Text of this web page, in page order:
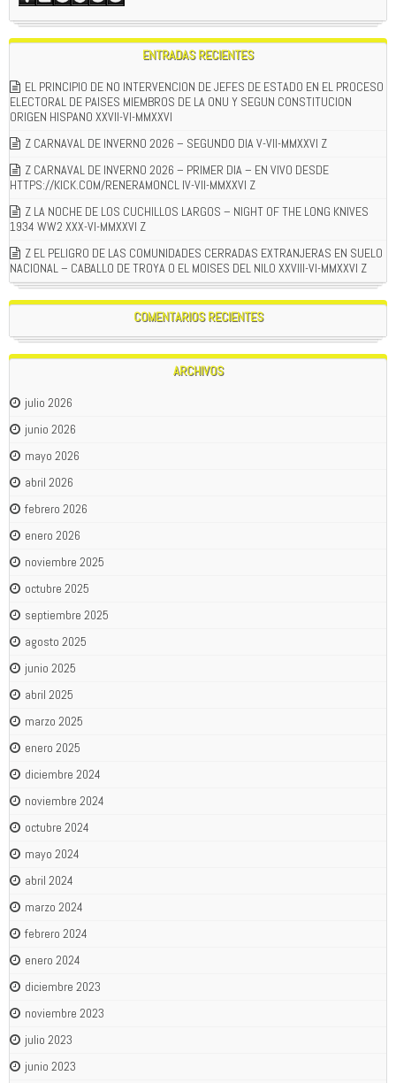
ENTRADAS RECIENTES
EL PRINCIPIO DE NO INTERVENCION DE JEFES DE ESTADO EN EL PROCESO
ELECTORAL DE PAISES MIEMBROS DE LA ONU Y SEGUN CONSTITUCION
ORIGEN HISPANO XXVII-VI-MMXXVI
Z CARNAVAL DE INVERNO 2026 – SEGUNDO DIA V-VII-MMXXVI Z
Z CARNAVAL DE INVERNO 2026 – PRIMER DIA – EN VIVO DESDE
HTTPS://KICK.COM/RENERAMONCL IV-VII-MMXXVI Z
Z LA NOCHE DE LOS CUCHILLOS LARGOS – NIGHT OF THE LONG KNIVES
1934 WW2 XXX-VI-MMXXVI Z
Z EL PELIGRO DE LAS COMUNIDADES CERRADAS EXTRANJERAS EN SUELO
NACIONAL – CABALLO DE TROYA O EL MOISES DEL NILO XXVIII-VI-MMXXVI Z
COMENTARIOS RECIENTES
ARCHIVOS
julio 2026
junio 2026
mayo 2026
abril 2026
febrero 2026
enero 2026
noviembre 2025
octubre 2025
septiembre 2025
agosto 2025
junio 2025
abril 2025
marzo 2025
enero 2025
diciembre 2024
noviembre 2024
octubre 2024
mayo 2024
abril 2024
marzo 2024
febrero 2024
enero 2024
diciembre 2023
noviembre 2023
julio 2023
junio 2023